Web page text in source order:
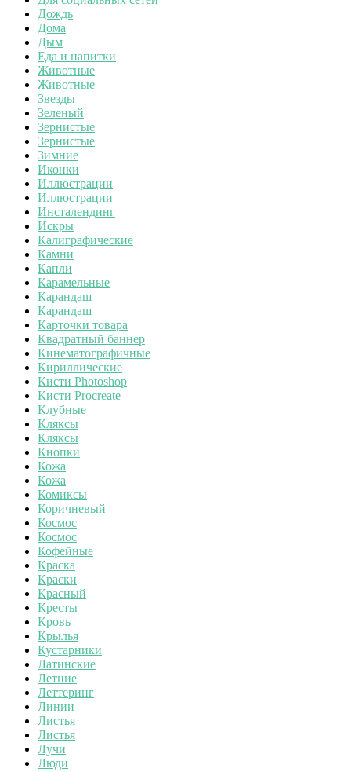
Дождь
Дома
Дым
Еда и напитки
Животные
Животные
Звезды
Зеленый
Зернистые
Зернистые
Зимние
Иконки
Иллюстрации
Иллюстрации
Инсталендинг
Искры
Калиграфические
Камни
Капли
Карамельные
Карандаш
Карандаш
Карточки товара
Квадратный баннер
Кинематографичные
Кириллические
Кисти Photoshop
Кисти Procreate
Клубные
Кляксы
Кляксы
Кнопки
Кожа
Кожа
Комиксы
Коричневый
Космос
Космос
Кофейные
Краска
Краски
Красный
Кресты
Кровь
Крылья
Кустарники
Латинские
Летние
Леттеринг
Линии
Листья
Листья
Лучи
Люди